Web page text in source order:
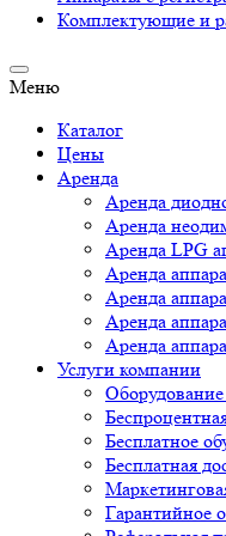
Комплектующие и
Меню
Каталог
Цены
Аренда
Аренда
Аренда
Аренда LPG
Аренда
Аренда
Аренда
Аренда
Услуги компании
Бесплатное
Бесплатная
Гарантийное